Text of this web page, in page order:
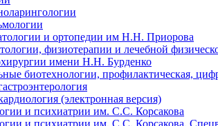
и ортопедии им Н.Н. Приорова
физиотерапии и лечебной
имени Н.Н. Бурденко
биотехнологии, профилактическая,
(электронная версия)
и психиатрии им. С.С. Корсакова
и психиатрии им. С.С. Корсакова.